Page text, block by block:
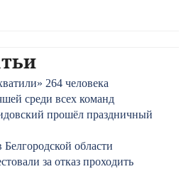
264 человека
среди всех команд
прошёл праздничный
области
за отказ проходить